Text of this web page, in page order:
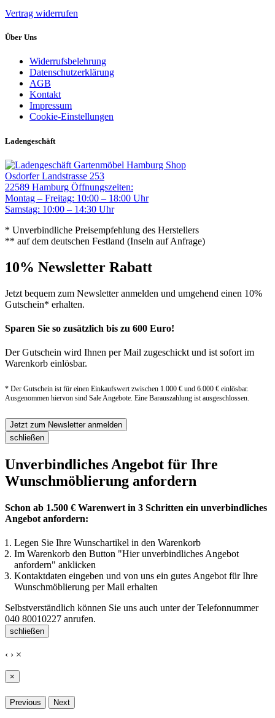
Vertrag widerrufen
Über Uns
Widerrufsbelehrung
Datenschutzerklärung
AGB
Kontakt
Impressum
Cookie-Einstellungen
Ladengeschäft
Gartenmöbel Hamburg Shop
Osdorfer Landstrasse 253
22589 Hamburg Öffnungszeiten:
Montag – Freitag: 10:00 – 18:00 Uhr
Samstag: 10:00 – 14:30 Uhr
* Unverbindliche Preisempfehlung des Herstellers
** auf dem deutschen Festland (Inseln auf Anfrage)
10% Newsletter Rabatt
Jetzt bequem zum Newsletter anmelden und umgehend einen 10%
Gutschein* erhalten.
Sparen Sie so zusätzlich bis zu 600 Euro!
Der Gutschein wird Ihnen per Mail zugeschickt und ist sofort im
Warenkorb einlösbar.
* Der Gutschein ist für einen Einkaufswert zwischen 1.000 € und 6.000 € einlösbar.
Ausgenommen hiervon sind Sale Angebote. Eine Barauszahlung ist ausgeschlossen.
Jetzt zum Newsletter anmelden
schließen
Unverbindliches Angebot für Ihre
Wunschmöblierung anfordern
Schon ab 1.500 € Warenwert in 3 Schritten ein unverbindliches
Angebot anfordern:
Legen Sie Ihre Wunschartikel in den Warenkorb
Im Warenkorb den Button "Hier unverbindliches Angebot
anfordern" anklicken
Kontaktdaten eingeben und von uns ein gutes Angebot für Ihre
Wunschmöblierung per Mail erhalten
Selbstverständlich können Sie uns auch unter der Telefonnummer
040 80010227 anrufen.
schließen
‹ › ×
×
Previous Next